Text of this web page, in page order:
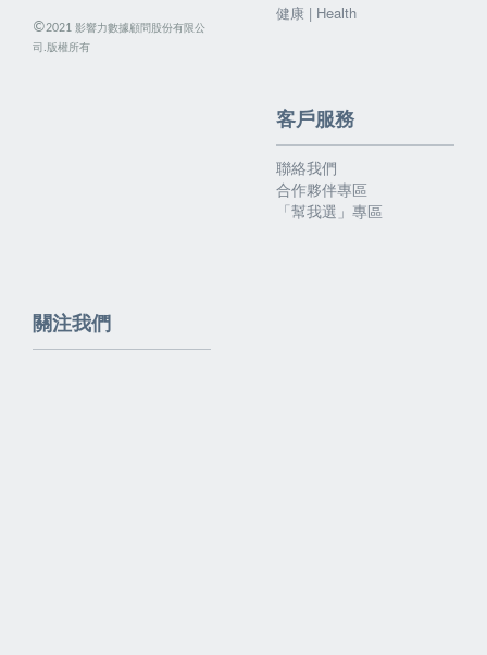
©2021 影響力數據顧問股份有限公
司.版權所有
健康 | Health
客戶服務
聯絡我們
合作夥伴專區
「幫我選」專區
關注我們